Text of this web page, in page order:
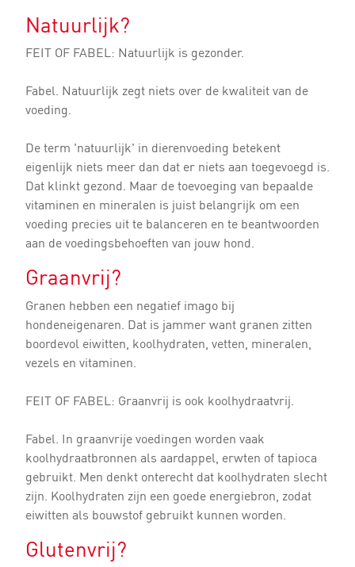
Natuurlijk?
FEIT OF FABEL: Natuurlijk is gezonder.
Fabel. Natuurlijk zegt niets over de kwaliteit van de
voeding.
De term 'natuurlijk' in dierenvoeding betekent
eigenlijk niets meer dan dat er niets aan toegevoegd is.
Dat klinkt gezond. Maar de toevoeging van bepaalde
vitaminen en mineralen is juist belangrijk om een
voeding precies uit te balanceren en te beantwoorden
aan de voedingsbehoeften van jouw hond.
Graanvrij?
Granen hebben een negatief imago bij
hondeneigenaren. Dat is jammer want granen zitten
boordevol eiwitten, koolhydraten, vetten, mineralen,
vezels en vitaminen.
FEIT OF FABEL: Graanvrij is ook koolhydraatvrij.
Fabel. In graanvrije voedingen worden vaak
koolhydraatbronnen als aardappel, erwten of tapioca
gebruikt. Men denkt onterecht dat koolhydraten slecht
zijn. Koolhydraten zijn een goede energiebron, zodat
eiwitten als bouwstof gebruikt kunnen worden.
Glutenvrij?